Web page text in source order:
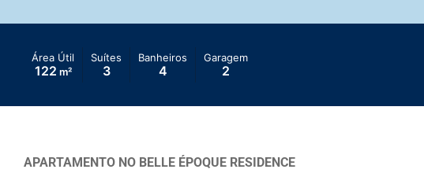
Área Útil
122 m²
Suítes
3
Banheiros
4
Garagem
2
APARTAMENTO NO BELLE ÉPOQUE RESIDENCE